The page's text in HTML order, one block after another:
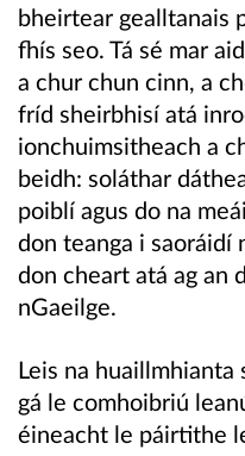
bheirtear gealltanais
fhís seo. Tá sé mar
a chur chun cinn, a
fríd sheirbhisí atá
ionchuimsitheach a
beidh: soláthar
poiblí agus do na
don teanga i saoráidí
don cheart atá ag an
nGaeilge.
Leis na huaillmhianta
gá le comhoibriú
éineacht le páirtithe